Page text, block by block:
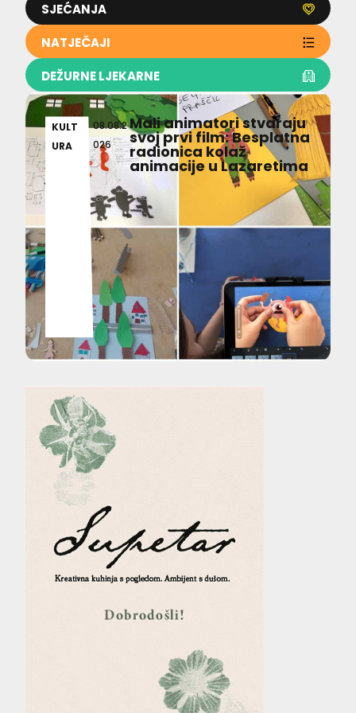
SJEĆANJA
NATJEČAJI
DEŽURNE LJEKARNE
KULT
URA
08.08.2
026
Mali animatori stvaraju
svoj prvi film: Besplatna
radionica kolaž
animacije u Lazaretima